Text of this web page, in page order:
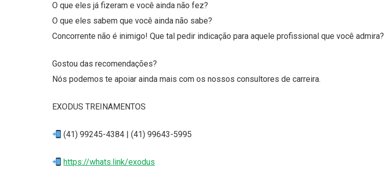
O que eles já fizeram e você ainda não fez?
O que eles sabem que você ainda não sabe?
Concorrente não é inimigo! Que tal pedir indicação para aquele profissional que você admira?
Gostou das recomendações?
Nós podemos te apoiar ainda mais com os nossos consultores de carreira.
EXODUS TREINAMENTOS
(41) 99245-4384 | (41) 99643-5995
https://whats.link/exodus